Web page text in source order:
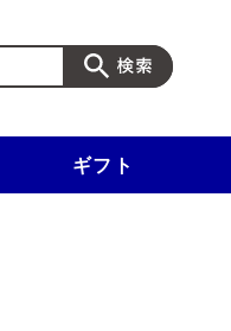
ギフト
クーポンを進呈！